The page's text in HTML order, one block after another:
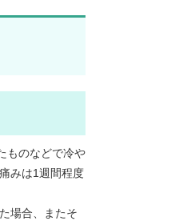
ものなどで冷や
みは1週間程度
場合、またそ